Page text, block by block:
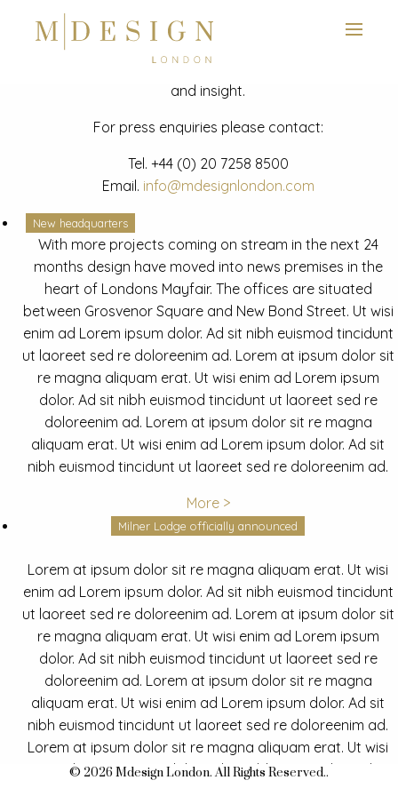
News
Latest mdesign development project and advisory news
and insight.
For press enquiries please contact:
Tel. +44 (0) 20 7258 8500
Email. info@mdesignlondon.com
New headquarters
With more projects coming on stream in the next 24
months design have moved into news premises in the
heart of Londons Mayfair. The offices are situated
between Grosvenor Square and New Bond Street. Ut wisi
enim ad Lorem ipsum dolor. Ad sit nibh euismod tincidunt
ut laoreet sed re doloreenim ad. Lorem at ipsum dolor sit
re magna aliquam erat. Ut wisi enim ad Lorem ipsum
dolor. Ad sit nibh euismod tincidunt ut laoreet sed re
doloreenim ad. Lorem at ipsum dolor sit re magna
aliquam erat. Ut wisi enim ad Lorem ipsum dolor. Ad sit
nibh euismod tincidunt ut laoreet sed re doloreenim ad.
More >
Milner Lodge officially announced
Lorem at ipsum dolor sit re magna aliquam erat. Ut wisi
enim ad Lorem ipsum dolor. Ad sit nibh euismod tincidunt
ut laoreet sed re doloreenim ad. Lorem at ipsum dolor sit
re magna aliquam erat. Ut wisi enim ad Lorem ipsum
dolor. Ad sit nibh euismod tincidunt ut laoreet sed re
doloreenim ad. Lorem at ipsum dolor sit re magna
aliquam erat. Ut wisi enim ad Lorem ipsum dolor. Ad sit
nibh euismod tincidunt ut laoreet sed re doloreenim ad.
Lorem at ipsum dolor sit re magna aliquam erat. Ut wisi
enim ad Lorem ipsum dolor. Ad sit nibh euismod tincidunt
© 2026 Mdesign London. All Rights Reserved..